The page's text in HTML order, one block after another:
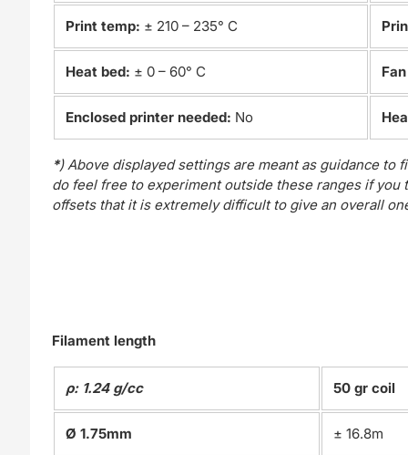
Print temp: ± 210 – 235° C
Heat bed: ± 0 – 60° C
Enclosed printer needed: No
*) Above displayed settings are meant as guidance
do feel free to experiment outside these ranges if
offsets that it is extremely difficult to give an overall
Filament length
ρ: 1.24 g/cc 50 gr coil
Ø 1.75mm ± 16.8m